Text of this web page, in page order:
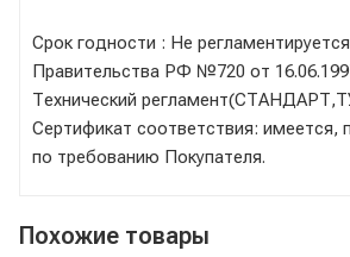
Срок годности : Не
Правительства РФ №720 от
Технический
Сертификат соответствия: имеется,
по требованию Покупателя.
Похожие товары